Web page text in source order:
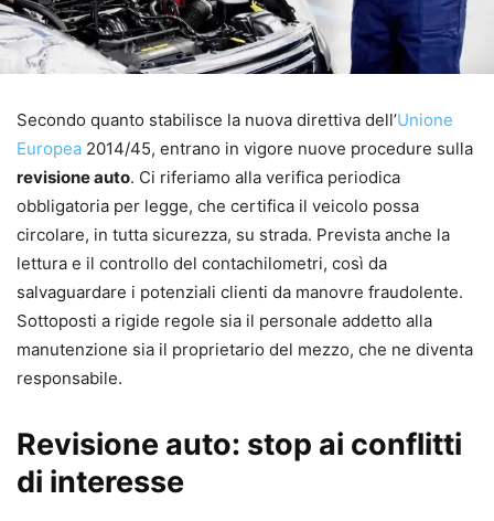
Secondo quanto stabilisce la nuova direttiva dell’Unione
Europea 2014/45, entrano in vigore nuove procedure sulla
revisione auto. Ci riferiamo alla verifica periodica
obbligatoria per legge, che certifica il veicolo possa
circolare, in tutta sicurezza, su strada. Prevista anche la
lettura e il controllo del contachilometri, così da
salvaguardare i potenziali clienti da manovre fraudolente.
Sottoposti a rigide regole sia il personale addetto alla
manutenzione sia il proprietario del mezzo, che ne diventa
responsabile.
Revisione auto: stop ai conflitti
di interesse